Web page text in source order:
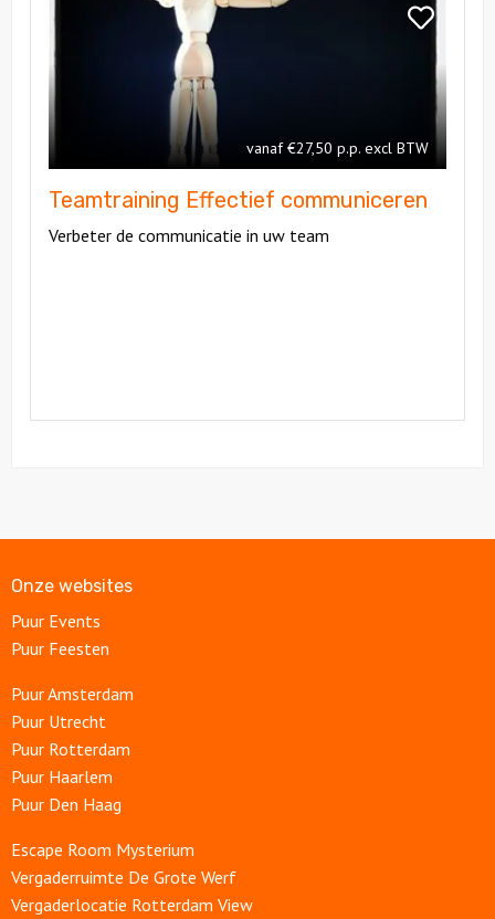
Bekijk
Effectief
vanaf €27,50 p.p. excl BTW
Teamtraining Effectief communiceren
Verbeter de communicatie in uw team
Teamtraining
communiceren
Onze websites
Puur Events
Puur Feesten
Puur Amsterdam
Puur Utrecht
Puur Rotterdam
Puur Haarlem
Puur Den Haag
Escape Room Mysterium
Vergaderruimte De Grote Werf
Vergaderlocatie Rotterdam View